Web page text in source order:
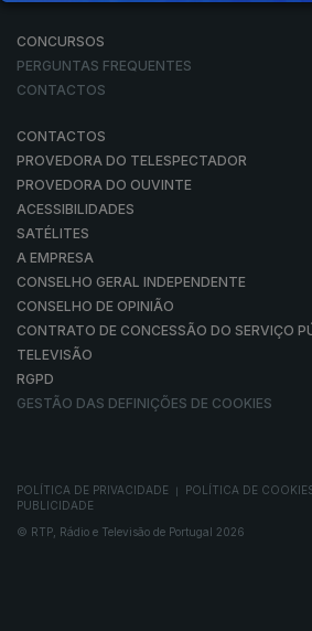
CONCURSOS
PERGUNTAS FREQUENTES
CONTACTOS
CONTACTOS
PROVEDORA DO TELESPECTADOR
PROVEDORA DO OUVINTE
ACESSIBILIDADES
SATÉLITES
A EMPRESA
CONSELHO GERAL INDEPENDENTE
CONSELHO DE OPINIÃO
CONTRATO DE CONCESSÃO DO SERVIÇO
TELEVISÃO
RGPD
GESTÃO DAS DEFINIÇÕES DE COOKIES
POLÍTICA DE PRIVACIDADE POLÍTICA DE
PUBLICIDADE
© RTP, Rádio e Televisão de Portugal 2026